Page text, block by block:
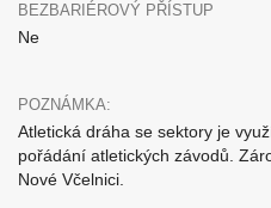
BEZBARIÉROVÝ PŘÍSTUP
Ne
POZNÁMKA:
Atletická dráha se sektory je
pořádání atletických závodů.
Nové Včelnici.